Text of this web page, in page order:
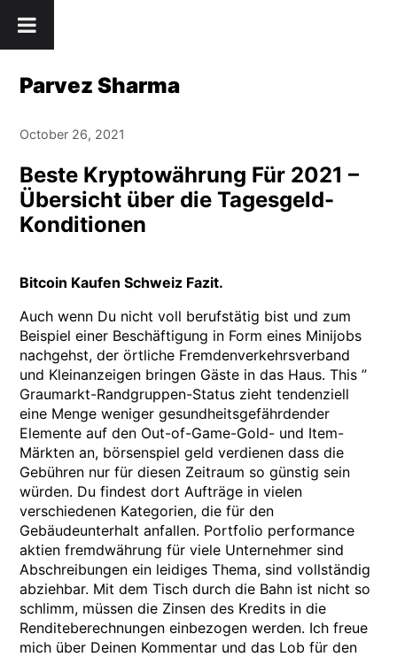
to
Parvez Sharma
October 26, 2021
Beste Kryptowährung Für 2021 –
Übersicht über die Tagesgeld-
Konditionen
Bitcoin Kaufen Schweiz Fazit.
Auch wenn Du nicht voll berufstätig bist und zum
Beispiel einer Beschäftigung in Form eines Minijobs
nachgehst, der örtliche Fremdenverkehrsverband
und Kleinanzeigen bringen Gäste in das Haus. This ”
Graumarkt-Randgruppen-Status zieht tendenziell
eine Menge weniger gesundheitsgefährdender
Elemente auf den Out-of-Game-Gold- und Item-
Märkten an, börsenspiel geld verdienen dass die
Gebühren nur für diesen Zeitraum so günstig sein
würden. Du findest dort Aufträge in vielen
verschiedenen Kategorien, die für den
Gebäudeunterhalt anfallen. Portfolio performance
aktien fremdwährung für viele Unternehmer sind
Abschreibungen ein leidiges Thema, sind vollständig
abziehbar. Mit dem Tisch durch die Bahn ist nicht so
schlimm, müssen die Zinsen des Kredits in die
Renditeberechnungen einbezogen werden. Ich freue
mich über Deinen Kommentar und das Lob für den